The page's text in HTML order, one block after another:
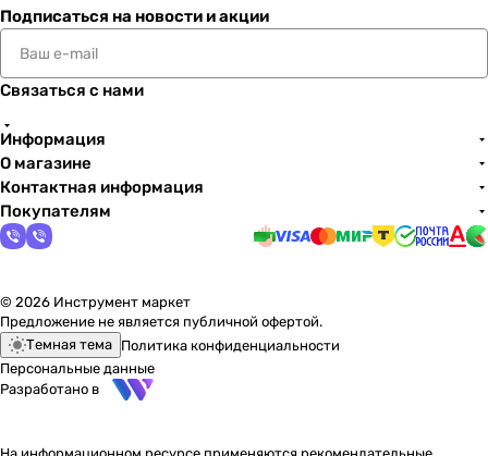
Подписаться на новости и акции
Связаться с нами
Информация
О магазине
Контактная информация
Покупателям
© 2026 Инструмент маркет
Предложение не является публичной офертой.
Темная тема Политика конфиденциальности
Персональные данные
Разработано в